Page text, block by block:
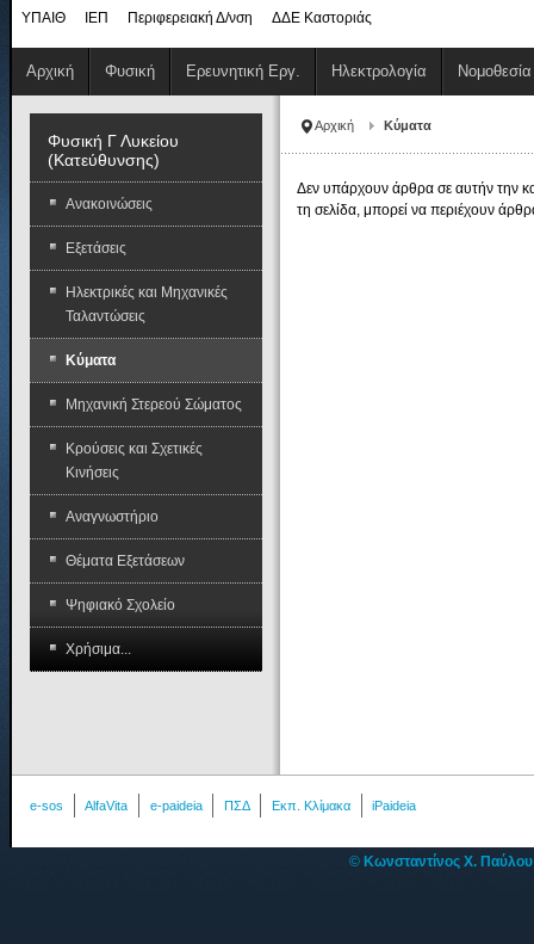
ΥΠΑΙΘ ΙΕΠ Περιφερειακή Δ/νση ΔΔΕ Καστοριάς
Αρχική Φυσική Ερευνητική Εργ. Ηλεκτρολογία Νομοθεσία
Αρχική Κύματα
Δεν υπάρχουν άρθρα σε αυτήν την
τη σελίδα, μπορεί να περιέχουν
Φυσική Γ Λυκείου
(Κατεύθυνσης)
Ανακοινώσεις
Εξετάσεις
Ηλεκτρικές και Μηχανικές
Ταλαντώσεις
Κύματα
Μηχανική Στερεού Σώματος
Κρούσεις και Σχετικές
Κινήσεις
Αναγνωστήριο
Θέματα Εξετάσεων
Ψηφιακό Σχολείο
Χρήσιμα...
e-sos AlfaVita e-paideia ΠΣΔ Εκπ. Κλίμακα iPaideia
© Κωνσταντίνος Χ.